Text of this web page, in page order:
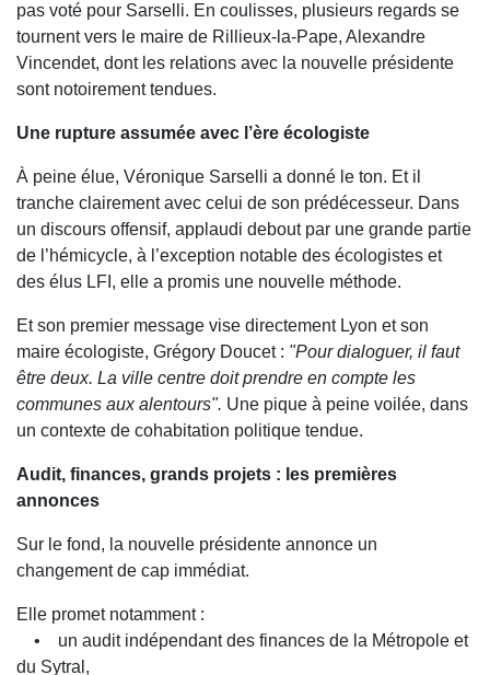
pas voté pour Sarselli. En coulisses, plusieurs regards se
tournent vers le maire de Rillieux-la-Pape, Alexandre
Vincendet, dont les relations avec la nouvelle présidente
sont notoirement tendues.
Une rupture assumée avec l’ère écologiste
À peine élue, Véronique Sarselli a donné le ton. Et il
tranche clairement avec celui de son prédécesseur. Dans
un discours offensif, applaudi debout par une grande partie
de l’hémicycle, à l’exception notable des écologistes et
des élus LFI, elle a promis une nouvelle méthode.
Et son premier message vise directement Lyon et son
maire écologiste, Grégory Doucet : "Pour dialoguer, il faut
être deux. La ville centre doit prendre en compte les
communes aux alentours". Une pique à peine voilée, dans
un contexte de cohabitation politique tendue.
Audit, finances, grands projets : les premières
annonces
Sur le fond, la nouvelle présidente annonce un
changement de cap immédiat.
Elle promet notamment :
• un audit indépendant des finances de la Métropole et
du Sytral,